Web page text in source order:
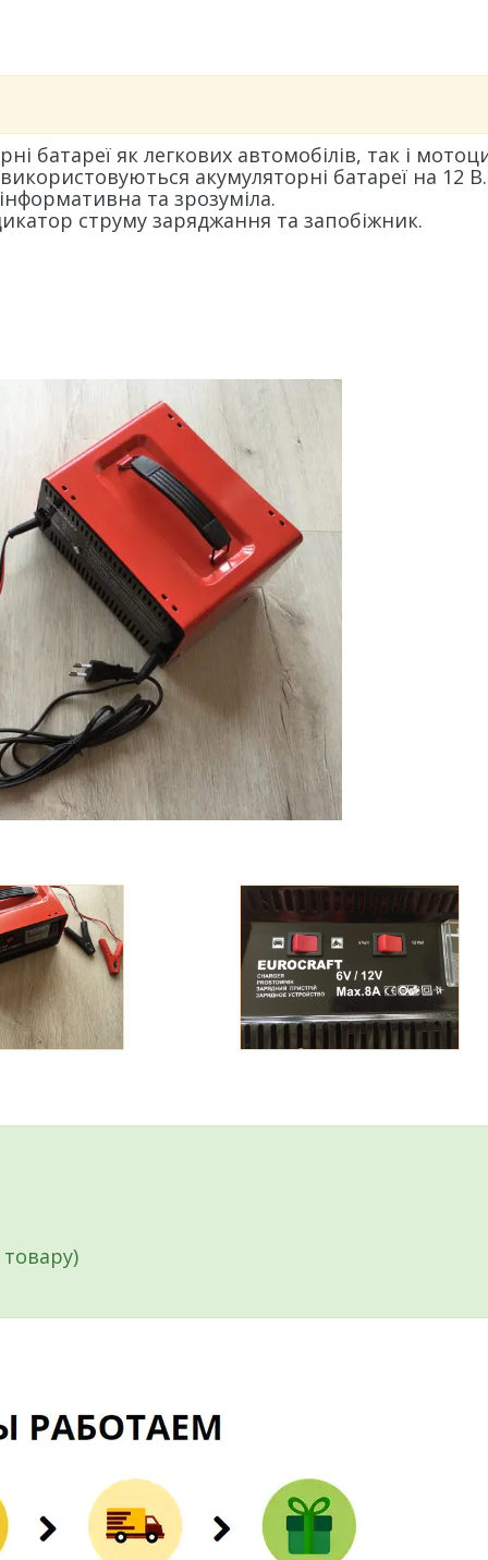
як легкових автомобілів, так і
акумуляторні батареї на 12 В.
та зрозуміла.
струму заряджання та запобіжник.